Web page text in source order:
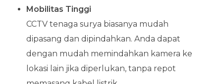
Mobilitas Tinggi
CCTV tenaga surya biasanya mudah
dipasang dan dipindahkan. Anda dapat
dengan mudah memindahkan kamera ke
lokasi lain jika diperlukan, tanpa repot